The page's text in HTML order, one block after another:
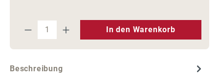
Produkt Anzahl: Gib den
In den Warenkorb
Beschreibung